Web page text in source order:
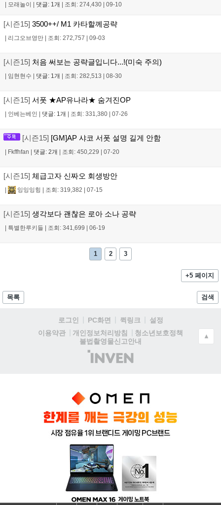
| 모래놀이 | 댓글: 1개 | 조회: 274,430 | 09-10
[시즌15] 3500++/ M1 카타할께공략
| 리그오브영만 | 조회: 272,757 | 09-03
[시즌15] 처음 써보는 공략글입니다...!(미숙 주의)
| 임현현수 | 댓글: 1개 | 조회: 282,513 | 08-30
[시즌15] 서폿 ★AP유나라★ 숨겨진OP
| 인베는베인 | 댓글: 1개 | 조회: 331,380 | 07-26
[시즌15] [GM]AP 샤코 서폿 설명 길게 안함
| Fkffhfan | 댓글: 2개 | 조회: 450,229 | 07-20
[시즌15] 체급고자 신짜오 회생방안
| 잉잉잉힝 | 조회: 319,382 | 07-15
[시즌15] 생각보다 괜찮은 로아 소나 공략
| 특별한루키들 | 조회: 341,699 | 06-19
1 2 3
+5 페이지
목록 검색
로그인 PC화면 퀵링크
설정
이용약관
개인정보처리방침
청소년보호정책
불법촬영물신고안내
(주)
인
▲